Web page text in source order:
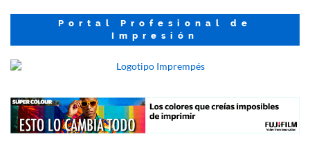
Portal Profesional de
Impresión